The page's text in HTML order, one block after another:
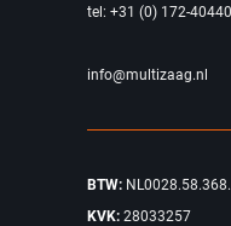
tel: +31 (0) 172-
info@multizaag.nl
BTW:
KVK: 28033257